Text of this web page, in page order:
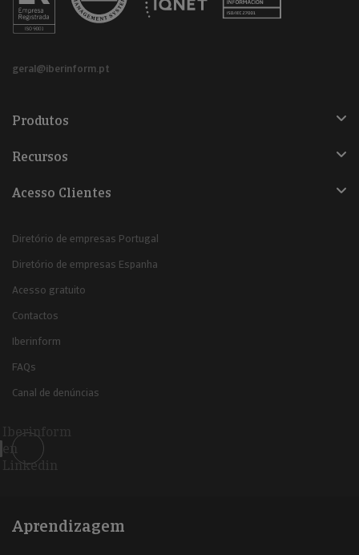
geral@iberinform.pt
Produtos
Recursos
Acesso Clientes
Diretório de empresas Portugal
Diretório de empresas Espanha
Acesso gratuito
Contactos
Iberinform
FAQs
Canal de denúncias
Iberinform
en
Linkedin
Aprendizagem